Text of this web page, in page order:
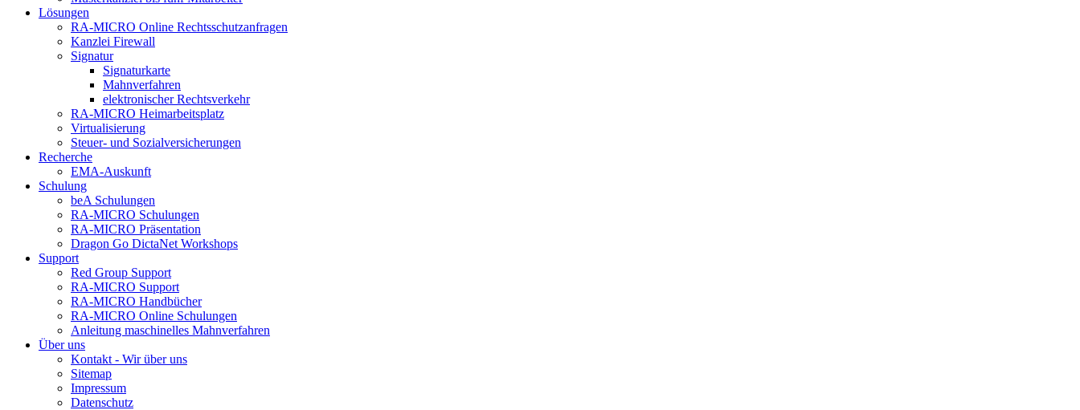
Lösungen
RA-MICRO Online Rechtsschutzanfragen
Kanzlei Firewall
Signatur
Signaturkarte
Mahnverfahren
elektronischer Rechtsverkehr
RA-MICRO Heimarbeitsplatz
Virtualisierung
Steuer- und Sozialversicherungen
Recherche
EMA-Auskunft
Schulung
beA Schulungen
RA-MICRO Schulungen
RA-MICRO Präsentation
Dragon Go DictaNet Workshops
Support
Red Group Support
RA-MICRO Support
RA-MICRO Handbücher
RA-MICRO Online Schulungen
Anleitung maschinelles Mahnverfahren
Über uns
Kontakt - Wir über uns
Sitemap
Impressum
Datenschutz